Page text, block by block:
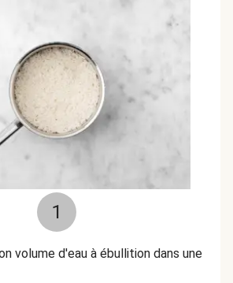
1
volume d'eau à ébullition dans une